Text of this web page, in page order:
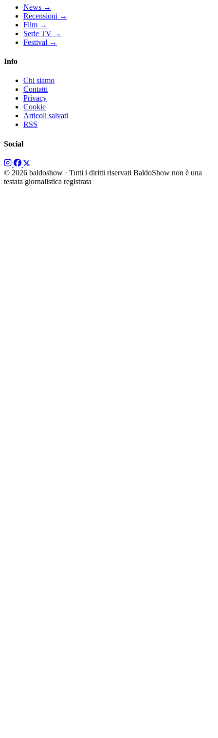
News →
Recensioni →
Film →
Serie TV →
Festival →
Info
Chi siamo
Contatti
Privacy
Cookie
Articoli salvati
RSS
Social
© 2026 baldoshow · Tutti i diritti riservati BaldoShow non è una
testata giornalistica registrata